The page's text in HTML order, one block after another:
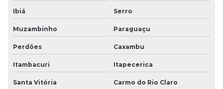
Ibiá Serro
Muzambinho Paraguaçu
Perdões Caxambu
Itambacuri Itapecerica
Santa Vitória Carmo do Rio Claro